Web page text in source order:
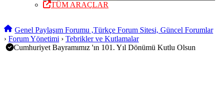
TÜM ARAÇLAR
Genel Paylaşım Forumu ,Türkçe Forum Sitesi, Güncel Forumlar
› Forum Yönetimi › Tebrikler ve Kutlamalar
Cumhuriyet Bayramımız 'ın 101. Yıl Dönümü Kutlu Olsun